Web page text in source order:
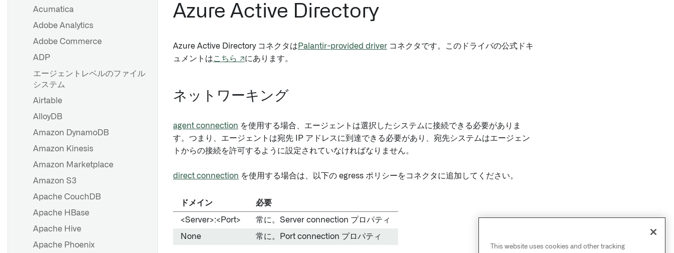
ァレンス
OpenID Connect（OIDC）認
ソース探索
バッチ同期を設定する
ストリーミング同期の設定
ファイルベースの同期
メディアセットの同期
JDBC 同期の最適化
トラブルシューティングリフ
HyperAuto V1 を使い始める
ソース探索
SDDI コックピット
設定リファレンス
HyperAuto V1からV2への移行
HyperAuto V1 FAQ
Acumatica
Adobe Analytics
Adobe Commerce
ADP
エージェントレベルのファイル
システム
Airtable
AlloyDB
Amazon DynamoDB
Amazon Kinesis
Amazon Marketplace
Amazon S3
Apache CouchDB
Apache HBase
Apache Hive
Apache Phoenix
Azure Active Directory
Azure Active Directory コネクタは Palantir-provided driver コネクタです。このドライバの公式ドキ
ュメントはこちら ↗にあります。
ネットワーキング
agent connection を使用する場合、エージェントは選択したシステムに接続できる必要がありま
す。つまり、エージェントは宛先 IP アドレスに到達できる必要があり、宛先システムはエージェン
トからの接続を許可するように設定されていなければなりません。
direct connection を使用する場合は、以下の egress ポリシーをコネクタに追加してください。
ドメイン 必要
<Server>:<Port> 常に。Server connection プロパティ
None 常に。Port connection プロパティ
This website uses cookies and other tracking